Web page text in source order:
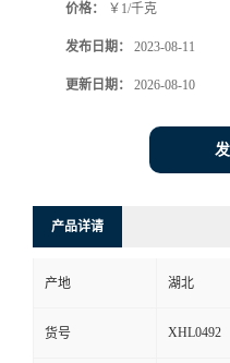
价格： ￥1/千克
发布日期： 2023-08-11
更新日期： 2026-08-10
产品详请
产地 湖北
货号 XHL0492